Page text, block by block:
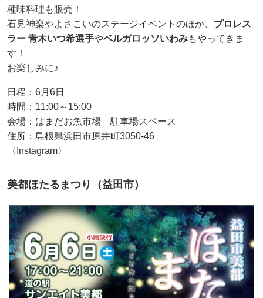
種味料理も販売！
石見神楽やよさこいのステージイベントのほか、 プロレス
ラー 青木いつ希選手やベルガロッソいわみもやってきま
す！
お楽しみに♪
日程：6月6日
時間：11:00～15:00
会場：はまだお魚市場 駐車場スペース
住所：島根県浜田市原井町3050-46
〈Instagram〉
美都ほたるまつり（益田市）